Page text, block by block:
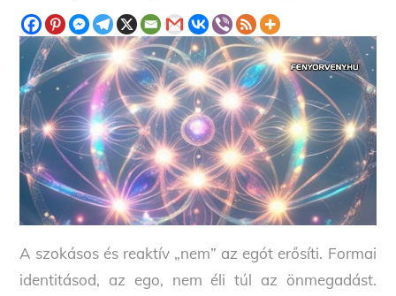
A szokásos és reaktív „nem” az egót erősíti. Formai
identitásod, az ego, nem éli túl az önmegadást.